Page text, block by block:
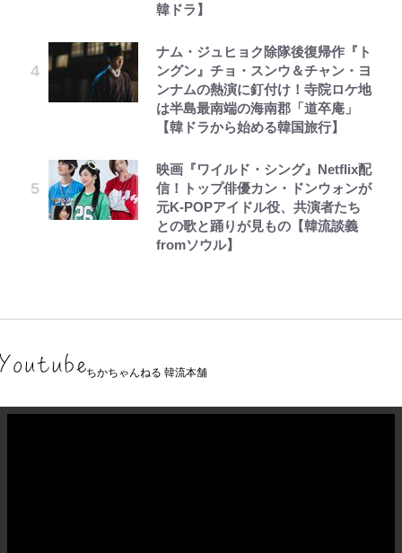
韓ドラ】
ナム・ジュヒョク除隊後復帰作『ト
ングン』チョ・スンウ＆チャン・ヨ
ンナムの熱演に釘付け！寺院ロケ地
は半島最南端の海南郡「道卒庵」
【韓ドラから始める韓国旅行】
映画『ワイルド・シング』Netflix配
信！トップ俳優カン・ドンウォンが
元K-POPアイドル役、共演者たち
との歌と踊りが見もの【韓流談義
fromソウル】
ちかちゃんねる 韓流本舗